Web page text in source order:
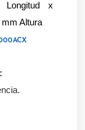
Longitud x
mm Altura